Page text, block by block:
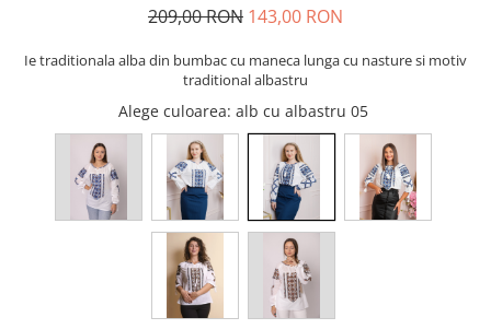
209,00 RON 143,00 RON
Ie traditionala alba din bumbac cu maneca lunga cu nasture si motiv
traditional albastru
Alege culoarea: alb cu albastru 05